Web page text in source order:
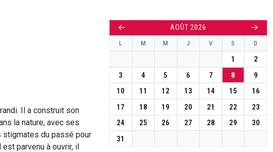
Il a construit son
la nature, avec ses
stigmates du passé pour
parvenu à ouvrir, il
← AOÛT 2026 →
L M M J V S D
1
2
3
4 5 6 7 8
9
10
11 12 13 14 15
16
17
18 19 20 21 22
23
24
25 26 27 28 29
30
31